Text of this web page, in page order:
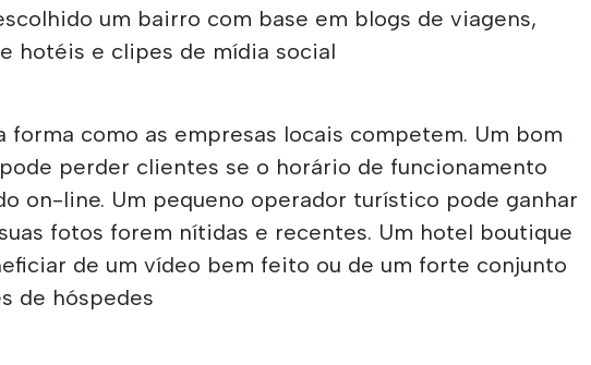
um bairro com base em blogs de viagens,
hotéis e clipes de mídia social
forma como as empresas locais competem. Um bom
perder clientes se o horário de funcionamento
on-line. Um pequeno operador turístico pode ganhar
fotos forem nítidas e recentes. Um hotel boutique
de um vídeo bem feito ou de um forte conjunto
de hóspedes